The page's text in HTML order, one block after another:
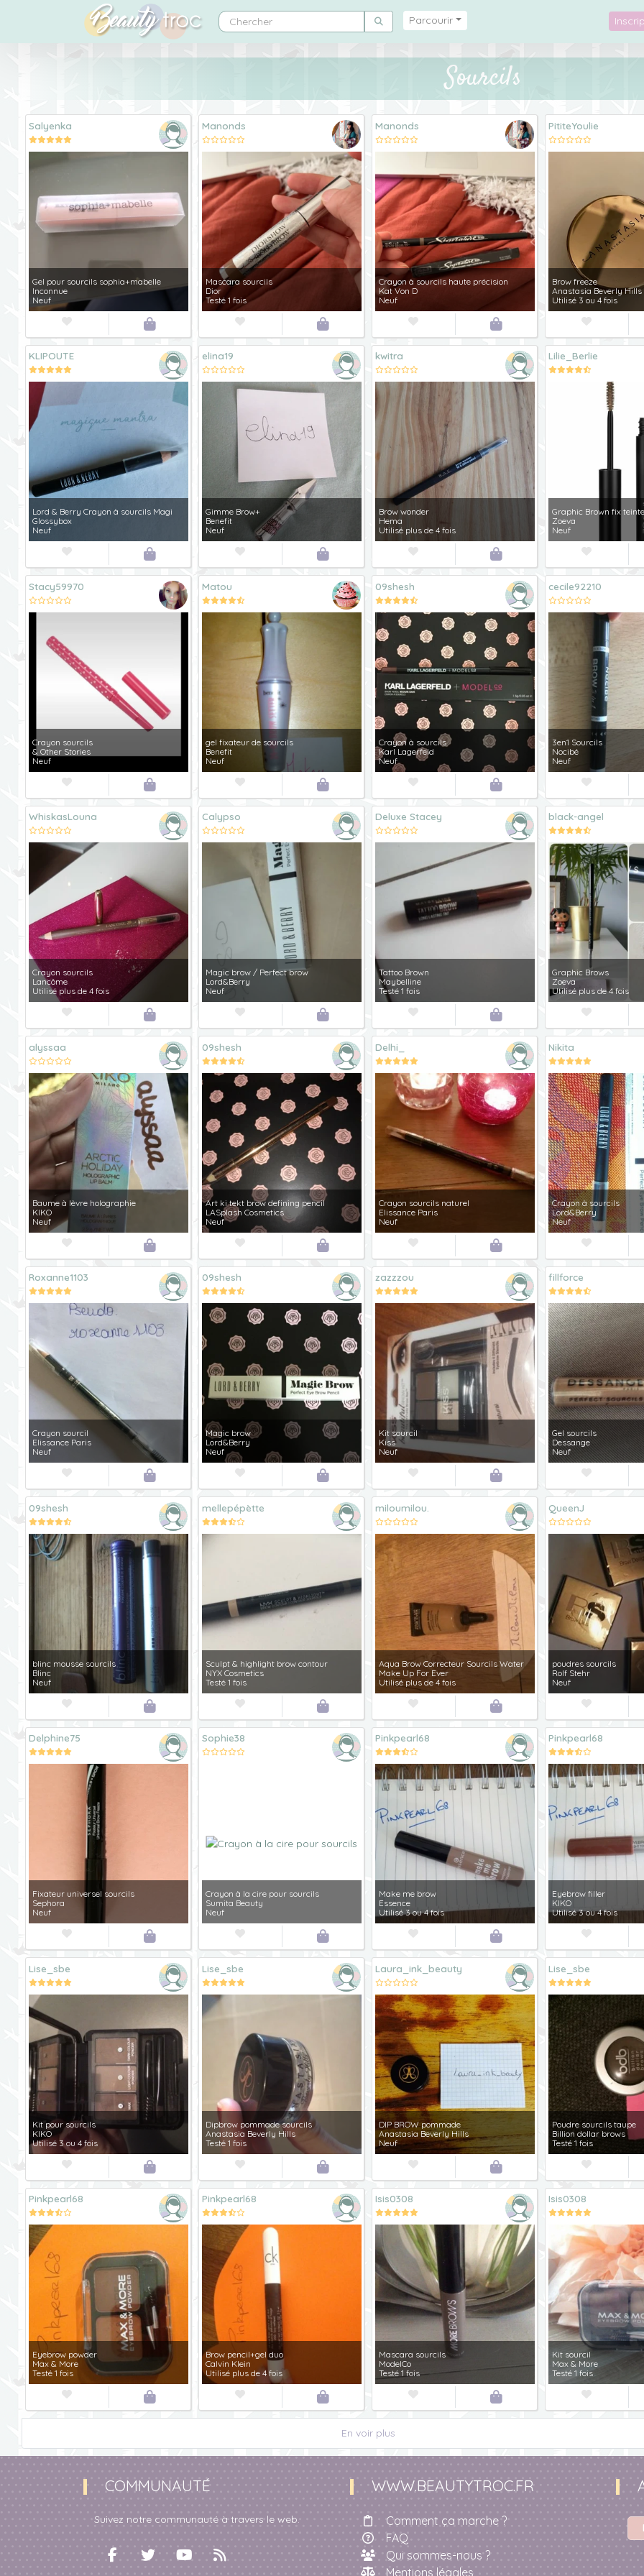
Parcourir
Sourcils
Salyenka
Gel pour sourcils sophia+mabelle
Inconnue
Neuf


Manonds
Mascara sourcils
Dior
Testé 1 fois


Manonds
Crayon à sourcils haute précision
Kat Von D
Neuf


PititeYoulie
Brow freeze
Anastasia Beverly Hills
Utilisé 3 ou 4 fois

KLIPOUTE
Lord & Berry Crayon à sourcils Magi
Glossybox
Neuf


elina19
Gimme Brow+
Benefit
Neuf


kwitra
Brow wonder
Hema
Utilisé plus de 4 fois


Lilie_Berlie
Graphic Brown fix
Zoeva
Neuf

Stacy59970
Crayon sourcils
& Other Stories
Neuf


Matou
gel fixateur de sourcils
Benefit
Neuf


09shesh
Crayon à sourcils
Karl Lagerfeld
Neuf


cecile92210
3en1 Sourcils
Nocibé
Neuf

WhiskasLouna
Crayon sourcils
Lancôme
Utilisé plus de 4 fois


Calypso
Magic brow / Perfect brow
Lord&Berry
Neuf


Deluxe Stacey
Tattoo Brown
Maybelline
Testé 1 fois


black-angel
Graphic Brows
Zoeva
Utilisé plus de 4 fois

alyssaa
Baume à lèvre holographie
KIKO
Neuf


09shesh
Art ki tekt brow defining pencil
LASplash Cosmetics
Neuf


Delhi_
Crayon sourcils naturel
Elissance Paris
Neuf


Nikita
Crayon à sourcils
Lord&Berry
Neuf

Roxanne1103
Crayon sourcil
Elissance Paris
Neuf


09shesh
Magic brow
Lord&Berry
Neuf


zazzzou
Kit sourcil
Kiss
Neuf


fillforce
Gel sourcils
Dessange
Neuf

09shesh
blinc mousse sourcils
Blinc
Neuf


mellepépètte
Sculpt & highlight brow contour
NYX Cosmetics
Testé 1 fois


miloumilou.
Aqua Brow Correcteur Sourcils Water
Make Up For Ever
Utilisé plus de 4 fois


QueenJ
poudres sourcils
Rolf Stehr
Neuf

Delphine75
Fixateur universel sourcils
Sephora
Neuf


Sophie38
Crayon à la cire pour sourcils
Sumita Beauty
Neuf


Pinkpearl68
Make me brow
Essence
Utilisé 3 ou 4 fois


Pinkpearl68
Eyebrow filler
KIKO
Utilisé 3 ou 4 fois

Lise_sbe
Kit pour sourcils
KIKO
Utilisé 3 ou 4 fois


Lise_sbe
Dipbrow pommade sourcils
Anastasia Beverly Hills
Testé 1 fois


Laura_ink_beauty
DIP BROW pommade
Anastasia Beverly Hills
Neuf


Lise_sbe
Poudre sourcils taupe
Billion dollar brows
Testé 1 fois

Pinkpearl68
Eyebrow powder
Max & More
Testé 1 fois


Pinkpearl68
Brow pencil+gel duo
Calvin Klein
Utilisé plus de 4 fois


Isis0308
Mascara sourcils
ModelCo
Testé 1 fois


Isis0308
Kit sourcil
Max & More
Testé 1 fois

En voir plus
COMMUNAUTÉ
Suivez notre communauté à travers le web.
WWW.BEAUTYTROC.FR
Comment ça marche ?
FAQ
Qui sommes-nous ?
Mentions légales